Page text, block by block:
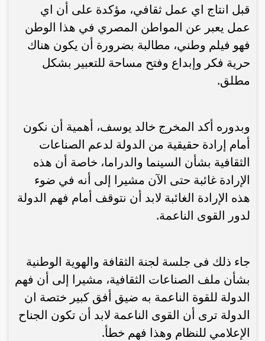
قبل انتاج اي عمل ثقافي، مؤكدة على أن اي
عمل يعبر عن المواطن المصري في هذا الوطن
فهو فيلم وطني، مطالبة بضرورة أن يكون هناك
حرية فكر وإبداع وفتح مساحة للتعبير بشكل
مطلق.
وبدوره أكد المخرج خالد يوسف، أهمية أن نكون
أمام إرادة حقيقية من الدولة لدعم الصناعات
الثقافية بشأن السينما والدراما، خاصة أن هذه
الإرادة غائبة حتى الآن مشيرا إلى أنه في ضوء
هذه الإرادة الغائبة لابد أن نتوقف أمام فهم الدولة
لدور القوى الناعمة.
جاء ذلك فى جلسة لجنة الثقافة والهوية الوطنية
بشأن ملف الصناعات الثقافية، مشيرا إلى أن فهم
الدولة للقوة الناعمة به ضيق أفق كبير ختصة ان
الدولة ترى أن القوى الناعمة لابد أن تكون الجناح
الإعلامي للنظام وهذا فهم خطأ.